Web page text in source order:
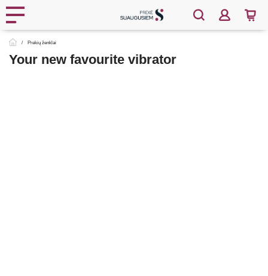
Prekių ženklai
Your new favourite vibrator